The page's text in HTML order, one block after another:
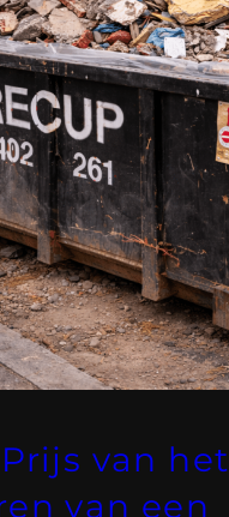
van het
van een